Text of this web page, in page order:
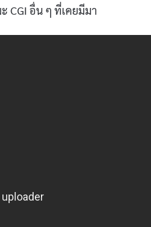
CGI อื่น ๆ ที่เคยมีมา